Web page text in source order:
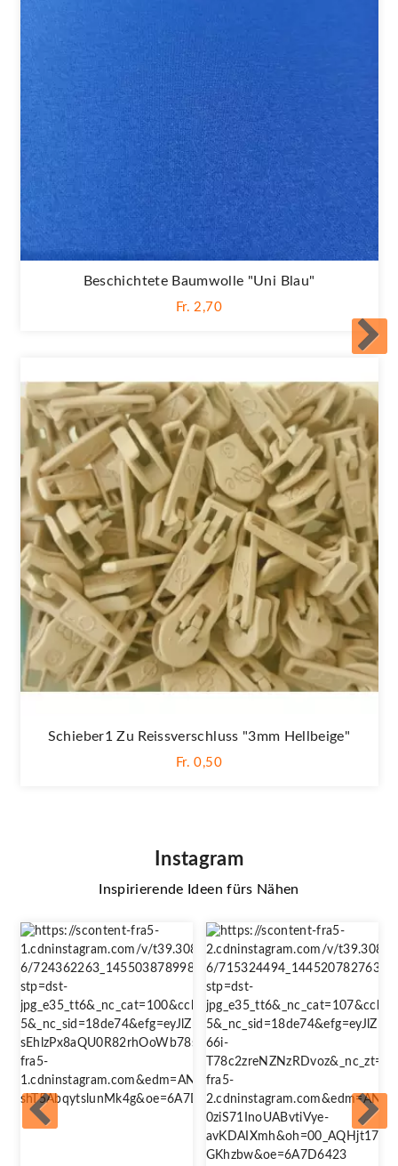
Beschichtete Baumwolle "Uni Blau"
Fr. 2,70
Schieber1 Zu Reissverschluss "3mm Hellbeige"
Fr. 0,50
Instagram
Inspirierende Ideen fürs Nähen